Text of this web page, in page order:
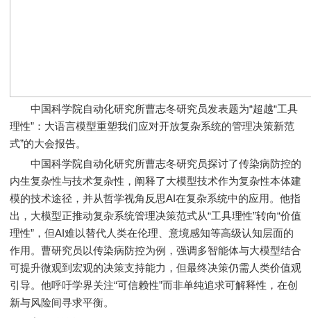
中国科学院自动化研究所曹志冬研究员发表题为“超越“工具
理性”：大语言模型重塑我们应对开放复杂系统的管理决策新范
式”的大会报告。
中国科学院自动化研究所曹志冬研究员探讨了传染病防控的
内生复杂性与技术复杂性，阐释了大模型技术作为复杂性本体建
模的技术途径，并从哲学视角反思AI在复杂系统中的应用。他指
出，大模型正推动复杂系统管理决策范式从“工具理性”转向“价值
理性”，但AI难以替代人类在伦理、意境感知等高级认知层面的
作用。曹研究员以传染病防控为例，强调多智能体与大模型结合
可提升微观到宏观的决策支持能力，但最终决策仍需人类价值观
引导。他呼吁学界关注“可信赖性”而非单纯追求可解释性，在创
新与风险间寻求平衡。